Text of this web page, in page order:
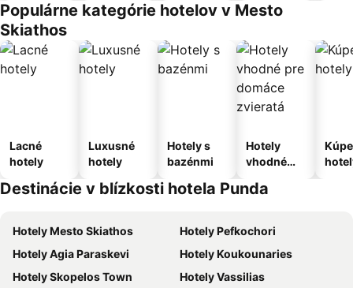
Populárne kategórie hotelov v Mesto
Skiathos
Lacné
hotely
Luxusné
hotely
Hotely s
bazénmi
Hotely
vhodné
domáce
Destinácie v blízkosti hotela Punda
Hotely Mesto Skiathos
Hotely Pefkochori
Hotely Agia Paraskevi
Hotely Koukounaries
Hotely Skopelos Town
Hotely Vassilias